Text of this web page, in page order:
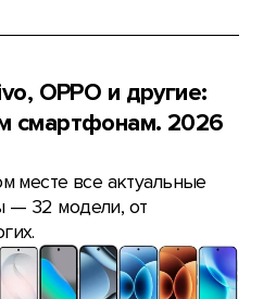
OPPO и другие:
смартфонам. 2026
месте все актуальные
— 32 модели, от